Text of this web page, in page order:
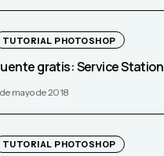
TUTORIAL PHOTOSHOP
gratis: Service Station
mayo de 2018
TUTORIAL PHOTOSHOP